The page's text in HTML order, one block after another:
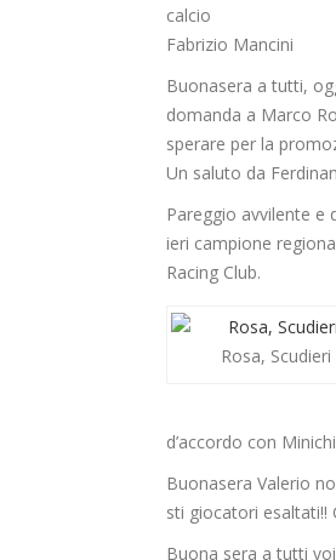
calcio
Fabrizio Mancini
Buonasera a tutti,
domanda a Marco
sperare per la
Un saluto da
Pareggio avvilente e
ieri campione
Racing Club.
Rosa,
d’accordo con
Buonasera Valerio
sti giocatori esaltati!!
Buona sera a tutti